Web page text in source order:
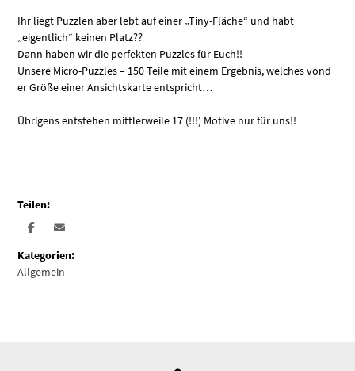
Ihr liegt Puzzlen aber lebt auf einer „Tiny-Fläche“ und habt
„eigentlich“ keinen Platz??
Dann haben wir die perfekten Puzzles für Euch!!
Unsere Micro-Puzzles – 150 Teile mit einem Ergebnis, welches vond
er Größe einer Ansichtskarte entspricht…
Übrigens entstehen mittlerweile 17 (!!!) Motive nur für uns!!
Teilen:
Kategorien:
Allgemein